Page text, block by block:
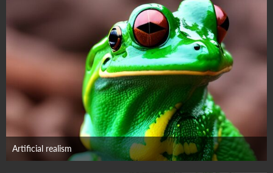
Artificial realism
8. März 2023